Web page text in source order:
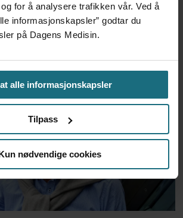
for å analysere trafikken vår. Ved å
informasjonskapsler” godtar du
på Dagens Medisin.
alle informasjonskapsler
Tilpass
nødvendige cookies
kommer ikke
fordi de er gode på